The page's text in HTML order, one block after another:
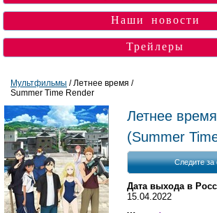
Наши новости
Трейлеры
Мультфильмы / Летнее время /
Summer Time Render
Летнее время
(Summer
Следите за
Дата выхода в
15.04.2022